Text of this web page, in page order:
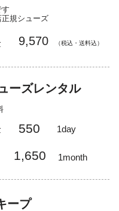
規シューズ
9,570 （税込・送料込）
ーズレンタル
550 1day
1,650 1month
ープ